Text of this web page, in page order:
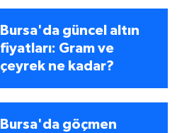
Bursa'da güncel altın
fiyatları: Gram ve
çeyrek ne kadar?
Bursa'da göçmen